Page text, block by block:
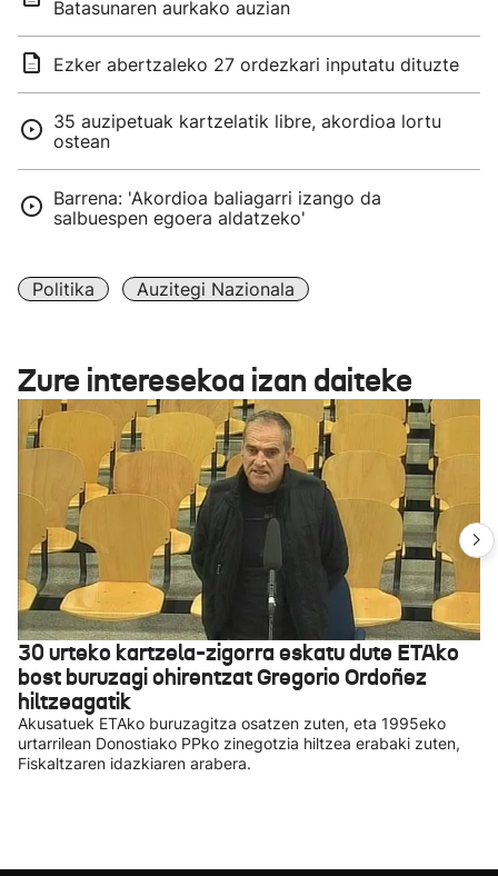
Batasunaren aurkako auzian
Ezker abertzaleko 27 ordezkari inputatu dituzte
35 auzipetuak kartzelatik libre, akordioa lortu
ostean
Barrena: 'Akordioa baliagarri izango da
salbuespen egoera aldatzeko'
Politika Auzitegi Nazionala
Zure interesekoa izan daiteke
30 urteko kartzela-zigorra eskatu dute ETAko
bost buruzagi ohirentzat Gregorio Ordoñez
hiltzeagatik
Akusatuek ETAko buruzagitza osatzen zuten, eta 1995eko
urtarrilean Donostiako PPko zinegotzia hiltzea erabaki zuten,
Fiskaltzaren idazkiaren arabera.